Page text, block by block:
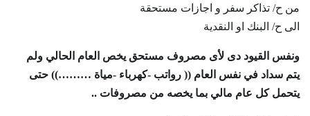
من ح/ تذاكر سفر و اجازات مستحقة
الى ح/ البنك او النقدية
ونفس القيود دى لأى مصروف مستحق يخص العام الحالي ولم
يتم سداد في نفس العام (( رواتب -كهرباء -مياة ………)) حتى
يتحمل كل عام مالي بما يخصه من مصروفات ..